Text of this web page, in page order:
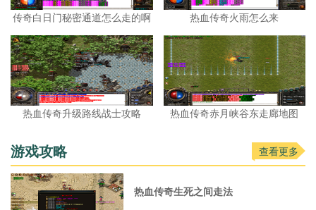
传奇白日门秘密通道怎么走的啊 热血传奇火雨怎么来
热血传奇升级路线战士攻略 热血传奇赤月峡谷东走廊地图
游戏攻略 查看更多
热血传奇生死之间走法